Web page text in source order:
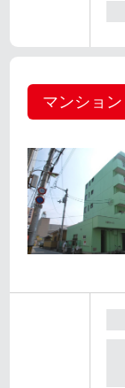
マンション